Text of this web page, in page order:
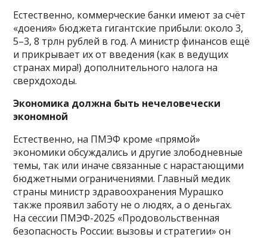
Естественно, коммерческие банки имеют за счёт
«доения» бюджета гигантские прибыли: около 3,
5–3, 8 трлн рублей в год. А министр финансов ещё
и прикрывает их от введения (как в ведущих
странах мира!) дополнительного налога на
сверхдоходы.
Экономика должна быть нечеловечески
экономной
Естественно, на ПМЭФ кроме «прямой»
экономики обсуждались и другие злободневные
темы, так или иначе связанные с нарастающими
бюджетными ограничениями. Главный медик
страны министр здравоохранения Мурашко
также проявил заботу не о людях, а о деньгах.
На сессии ПМЭФ-2025 «Продовольственная
безопасность России: вызовы и стратегии» он